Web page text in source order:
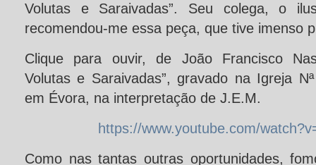
Volutas e Saraivadas”. Seu colega, o
recomendou-me essa peça, que tive imenso
Clique para ouvir, de João Francisco
Volutas e Saraivadas”, gravado na Igreja
em Évora, na interpretação de J.E.M.
https://www.youtube.com/
Como nas tantas outras oportunidades,